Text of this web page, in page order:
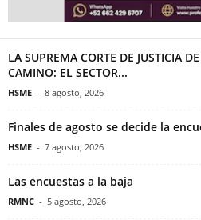
LA SUPREMA CORTE DE JUSTICIA
CAMINO: EL SECTOR...
HSME - 8 agosto, 2026
Finales de agosto se decide la
HSME - 7 agosto, 2026
Las encuestas a la baja
RMNC - 5 agosto, 2026